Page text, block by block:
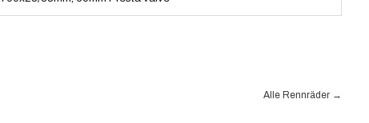
Alle Rennräder →